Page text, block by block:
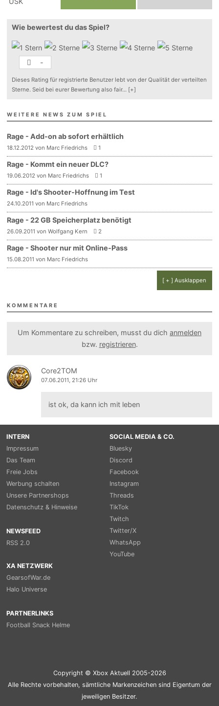
Wie bewertest du das Spiel?
-
Dieses Rating für registrierte Benutzer lebt von der Qualität der verteilten
Sterne. Seid bei eurer Bewertung also fair... [+]
WEITERE NEWS ZUM SPIEL
Rage - Add-on ab sofort erhältlich
18.12.2012 von Marc Friedrichs 1
Rage - Kommt ein neuer DLC?
19.06.2012 von Marc Friedrichs 1
Rage - Id's Shooter-Hoffnung im Test
24.10.2011 von Marc Friedrichs
Rage - 22 GB Speicherplatz benötigt
26.09.2011 von Wolfgang Kern 2
Rage - Shooter nur mit Online-Pass
15.08.2011 von Marc Friedrichs
[ + ] Ausklappen
KOMMENTARE
Um Kommentare zu schreiben, musst du dich anmelden
bzw. registrieren.
Core2TOM
07.06.2011, 21:26 Uhr
ist ok, da kann ich mit leben
INTERN
Impressum
Das Team
Freie Jobs
Werbung schalten
Unsere Partnershops
Datenschutz & Hinweise
NEWSFEED
RSS 2.0
SOCIAL MEDIA & CO.
Bluesky
Discord
Facebook
Instagram
Threads
TikTok
Twitch
Twitter/X
WhatsApp
YouTube
XA NETZWERK
GearsofWar.de
Halo Universe
PARTNERLINKS
Football Snack Helme
Copyright © Xbox Aktuell 2005-2026
Alle Rechte vorbehalten, sämtliche Markenzeichen sind Eigentum der
jeweiligen Besitzer.